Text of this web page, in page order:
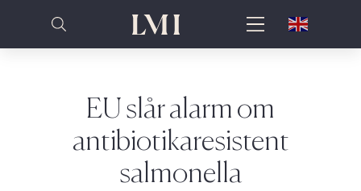
EU slår alarm om
antibiotikaresistent
salmonella